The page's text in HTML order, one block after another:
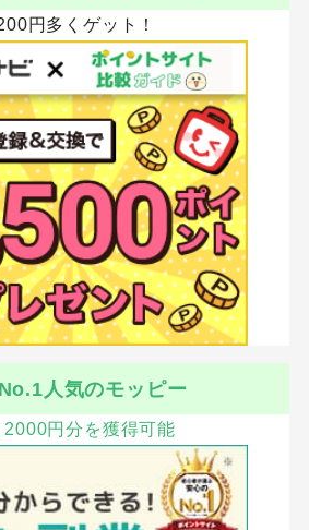
円多くゲット！
人気のモッピー
円分を獲得可能